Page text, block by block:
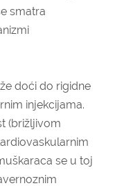
smatra
doći do rigidne
injekcijama.
(brižljivom
se u toj